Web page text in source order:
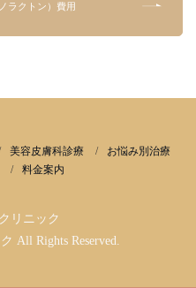
ラクトン）費用
美容皮膚科診療
お悩み別治療
料金案内
リニック
All Rights Reserved.